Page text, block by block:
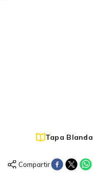
Tapa Blanda